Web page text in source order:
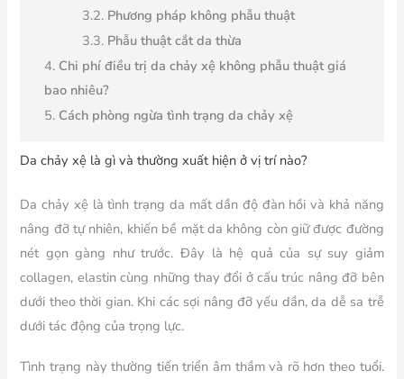
Phương pháp không phẫu thuật
Phẫu thuật cắt da thừa
Chi phí điều trị da chảy xệ không phẫu thuật giá
bao nhiêu?
Cách phòng ngừa tình trạng da chảy xệ
Da chảy xệ là gì và thường xuất hiện ở vị trí nào?
Da chảy xệ là tình trạng da mất dần độ đàn hồi và khả năng
nâng đỡ tự nhiên, khiến bề mặt da không còn giữ được đường
nét gọn gàng như trước. Đây là hệ quả của sự suy giảm
collagen, elastin cùng những thay đổi ở cấu trúc nâng đỡ bên
dưới theo thời gian. Khi các sợi nâng đỡ yếu dần, da dễ sa trễ
dưới tác động của trọng lực.
Tình trạng này thường tiến triển âm thầm và rõ hơn theo tuổi.